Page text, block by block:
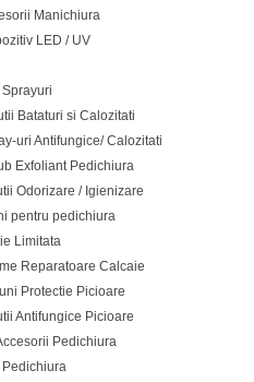
Manichiura
LED / UV
Bataturi si Calozitati
uri Antifungice/ Calozitati
Exfoliant Pedichiura
Odorizare / Igienizare
pentru pedichiura
Limitata
Reparatoare Calcaie
Protectie Picioare
Antifungice Picioare
Pedichiura
Pedichiura